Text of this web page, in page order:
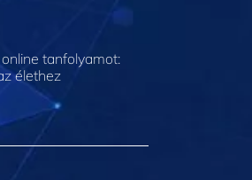
tanfolyamot:
élethez